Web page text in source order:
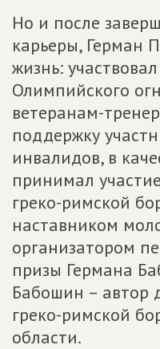
Но и после
карьеры, Герман
жизнь:
Олимпийского
ветеранам-
поддержку
инвалидов, в
принимал
греко-римской
наставником
организатором
призы Германа
Бабошин – автор
греко-римской
области.